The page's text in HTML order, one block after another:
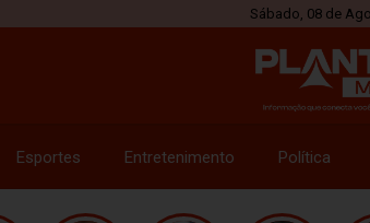
Sábado, 08 de
Esportes Entretenimento Política